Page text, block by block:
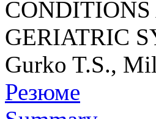
GERIATRIC
Gurko T.S.,
Резюме